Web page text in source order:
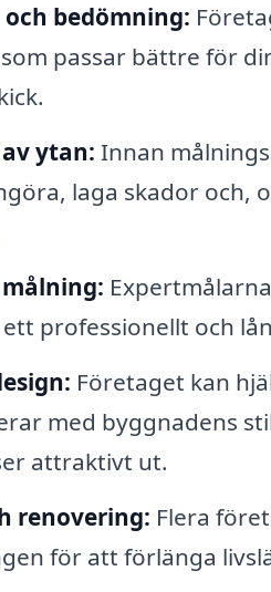
bedömning:
passar bättre för
ytan: Innan
laga skador och,
professionellt och
Företaget kan
med byggnadens
attraktivt ut.
renovering: Flera
för att förlänga